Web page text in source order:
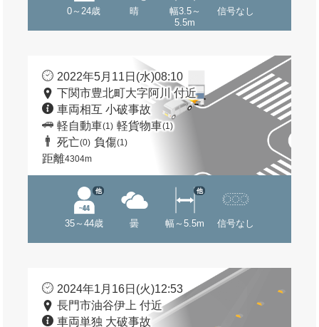
0～24歳 晴
幅3.5～
5.5m
信号なし
2022年5月11日(水)08:10
下関市豊北町大字阿川 付近
車両相互 小破事故
軽自動車(1) 軽貨物車(1)
死亡(0) 負傷(1)
距離4304m
35～44歳
他
曇 幅～5.5m
他
信号なし
2024年1月16日(火)12:53
長門市油谷伊上 付近
車両単独 大破事故